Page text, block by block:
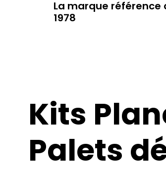
La marque référence
1978
Kits
Palets